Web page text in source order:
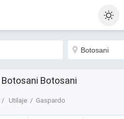
Botosani
Utilaje Gaspardo
Sortează